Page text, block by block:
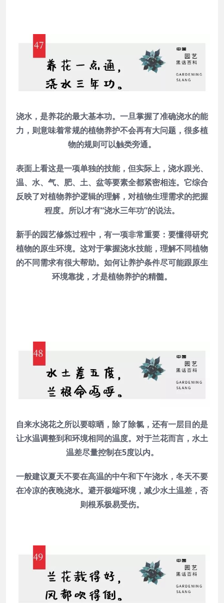
浇水，是养花的最大基本功。一旦掌握了准确浇水的能
力，则意味着常规的植物养护不会再有大问题，很多植
物的规则可以触类旁通。
表面上看这是一项单独的技能，但实际上，浇水跟光、
温、水、气、肥、土、盆等要素全都紧密相连。它综合
反映了对植物养护逻辑的理解，对植物生理需求的把握
程度。所以才有“浇水三年功”的说法。
新手的园艺修炼过程中，有一项非常重要：要懂得研究
植物的原生环境。这对于掌握浇水技能，理解不同植物
的不同需求有很大帮助。如何让养护条件尽可能跟原生
环境靠拢，才是植物养护的精髓。
自来水浇花之所以要晾晒，除了除氯，还有一层目的是
让水温调整到和环境相同的温度。对于兰花而言，水土
温差尽量控制在5度以内。
一般建议夏天不要在高温的中午和下午浇水，冬天不要
在冷凉的夜晚浇水。避开极端环境，减少水土温差，否
则根系极易受伤。